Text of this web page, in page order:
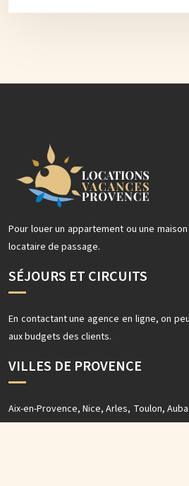
Pour louer un appartement ou une
locataire de passage.
SÉJOURS ET CIRCUITS
En contactant une agence en ligne, on
aux budgets des clients.
VILLES DE PROVENCE
Aix-en-Provence, Nice, Arles, Toulon,
vacanciers pourront visiter plusieurs